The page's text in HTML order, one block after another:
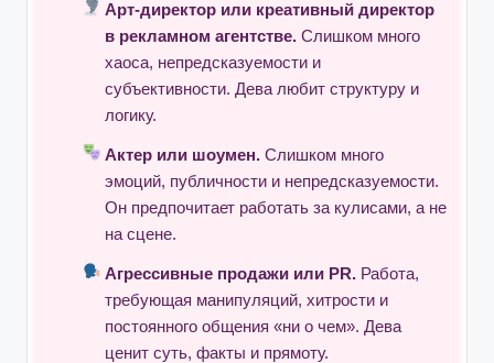
Арт-директор или креативный директор
в рекламном агентстве. Слишком много
хаоса, непредсказуемости и
субъективности. Дева любит структуру и
логику.
Актер или шоумен. Слишком много
эмоций, публичности и непредсказуемости.
Он предпочитает работать за кулисами, а не
на сцене.
Агрессивные продажи или PR. Работа,
требующая манипуляций, хитрости и
постоянного общения «ни о чем». Дева
ценит суть, факты и прямоту.